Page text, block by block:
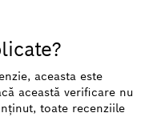
aceasta este
această verificare nu
toate recenziile